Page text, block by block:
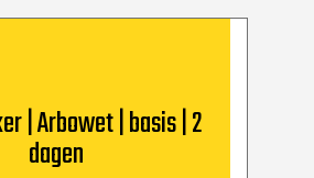
| Arbowet | basis | 2
dagen